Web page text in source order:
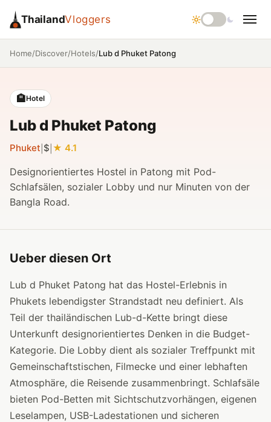
ThailandVloggers
Home/Discover/Hotels/Lub d Phuket Patong
🏨Hotel
Lub d Phuket Patong
Phuket $ 4.1
Designorientiertes Hostel in Patong mit Pod-
Schlafsälen, sozialer Lobby und nur Minuten von der
Bangla Road.
Ueber diesen Ort
Lub d Phuket Patong hat das Hostel-Erlebnis in
Phukets lebendigster Strandstadt neu definiert. Als
Teil der thailändischen Lub-d-Kette bringt diese
Unterkunft designorientiertes Denken in die Budget-
Kategorie. Die Lobby dient als sozialer Treffpunkt mit
Gemeinschaftstischen, Filmecke und einer lebhaften
Atmosphäre, die Reisende zusammenbringt. Schlafsäle
bieten Pod-Betten mit Sichtschutzvorhängen, eigenen
Leselampen, USB-Ladestationen und sicheren